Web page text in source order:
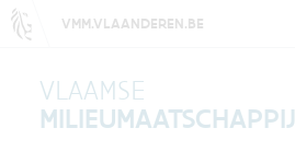
VMM.VLAANDEREN.BE
VLAAMSE
MILIEUMAATSCHAPPIJ